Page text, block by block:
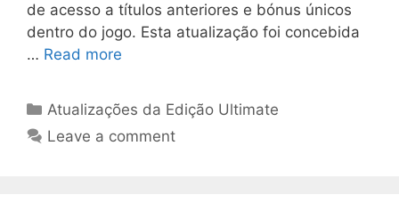
de acesso a títulos anteriores e bónus únicos
dentro do jogo. Esta atualização foi concebida
… Read more
Categories
Atualizações da Edição Ultimate
Leave a comment